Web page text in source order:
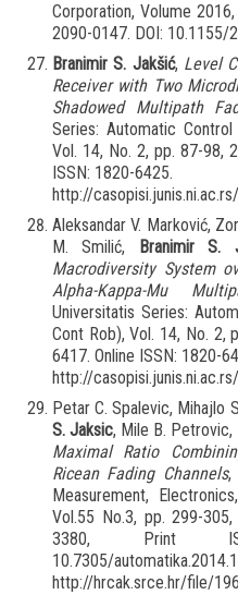
Corporation, Volume
2090-0147. DOI: 10.1155/
Branimir S. Jakšić, Level
Receiver with Two
Shadowed Multipath
Series: Automatic
Vol. 14, No. 2, pp. 87-98,
ISSN: 1820-6425.
http://
Aleksandar V. Marković,
M. Smilić,
Branimir S.
Macrodiversity System
Alpha-Kappa-Mu
Universitatis Series:
Cont Rob), Vol. 14, No. 2,
6417. Online ISSN: 1820-
http://
Petar C. Spalevic, Mihajlo
S. Jaksic, Mile B. Petrovic,
Maximal Ratio
Ricean Fading Channels,
Measurement,
Vol.55 No.3, pp. 299-
3380, Print
10.7305/
http://hrcak.srce.hr/file/